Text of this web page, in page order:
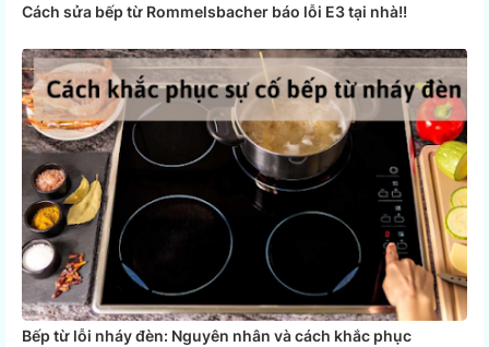
Cách sửa bếp từ Rommelsbacher báo lỗi E3 tại nhà!!
Bếp từ lỗi nháy đèn: Nguyên nhân và cách khắc phục